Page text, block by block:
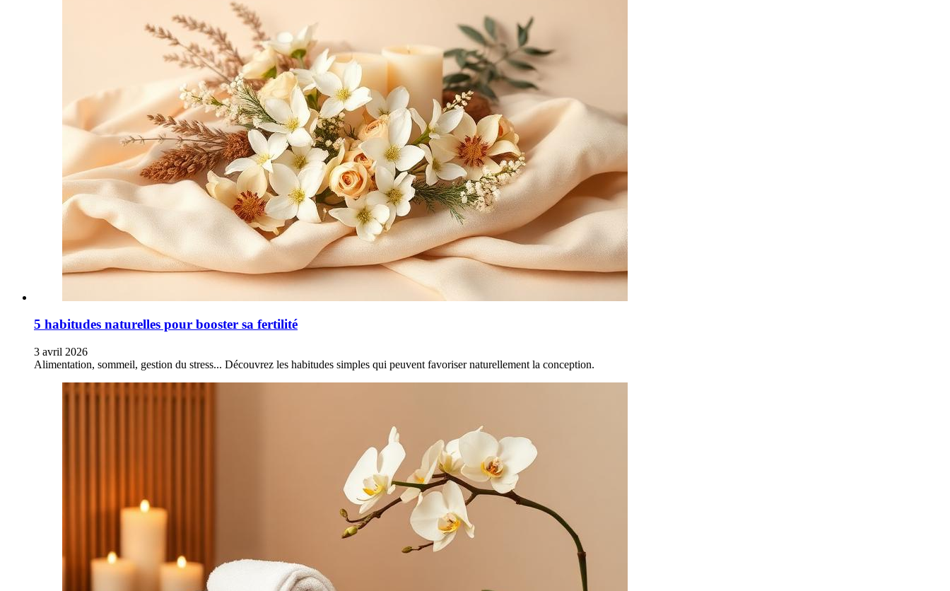
5 habitudes naturelles pour booster sa fertilité
3 avril 2026
Alimentation, sommeil, gestion du stress... Découvrez les habitudes simples qui peuvent favoriser naturellement la conception.